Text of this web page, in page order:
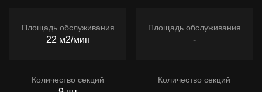
Площадь обслуживания
22 м2/мин
Количество секций
Площадь обслуживания
-
Количество секций